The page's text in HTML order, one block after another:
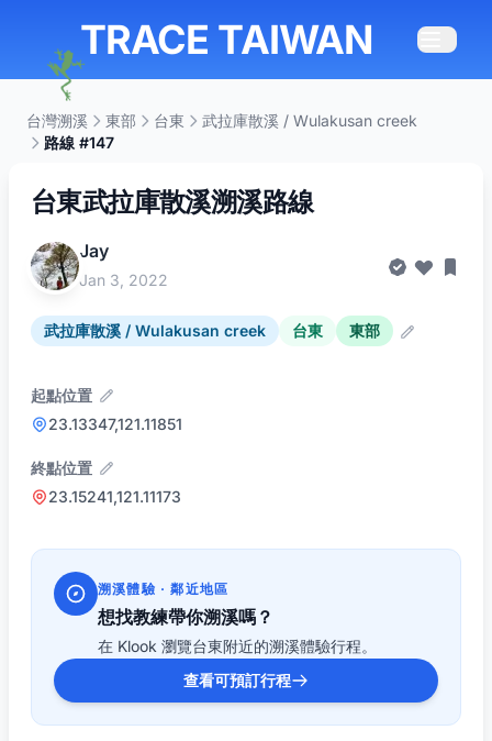
TRACE TAIWAN
台灣溯溪 東部 台東
武拉庫散溪 / Wulakusan creek
路線 #147
台東武拉庫散溪溯溪路線
Jay
Jan 3, 2022
武拉庫散溪 / Wulakusan creek 台東 東部
起點位置
23.13347,121.11851
終點位置
23.15241,121.11173
溯溪體驗 · 鄰近地區
想找教練帶你溯溪嗎？
在 Klook 瀏覽台東附近的溯溪體驗行程。
查看可預訂行程